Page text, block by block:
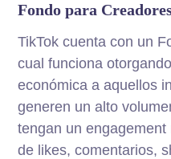
Fondo para
TikTok cuenta con un
cual funciona
económica a aquellos
generen un alto
tengan un
de likes, comentarios,